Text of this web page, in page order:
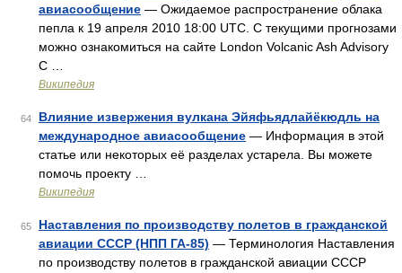
авиасообщение — Ожидаемое распространение облака
пепла к 19 апреля 2010 18:00 UTC. С текущими прогнозами
можно ознакомиться на сайте London Volcanic Ash Advisory
C …
Википедия
64
Влияние извержения вулкана Эйяфьядлайёкюдль на
международное авиасообщение — Информация в этой
статье или некоторых её разделах устарела. Вы можете
помочь проекту …
Википедия
65
Наставления по производству полетов в гражданской
авиации СССР (НПП ГА-85) — Терминология Наставления
по производству полетов в гражданской авиации СССР